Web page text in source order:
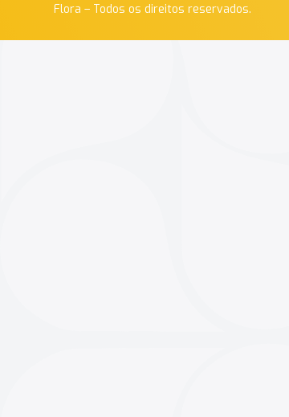
Flora – Todos os direitos reservados.